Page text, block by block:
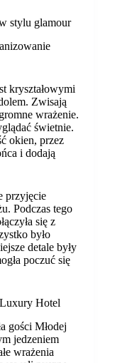
stylu glamour
kryształowymi
Zwisają
wrażenie.
świetnie.
okien, przez
i dodają
przyjęcie
Podczas tego
się z
było
detale były
poczuć się
Hotel
gości Młodej
jedzeniem
wrażenia